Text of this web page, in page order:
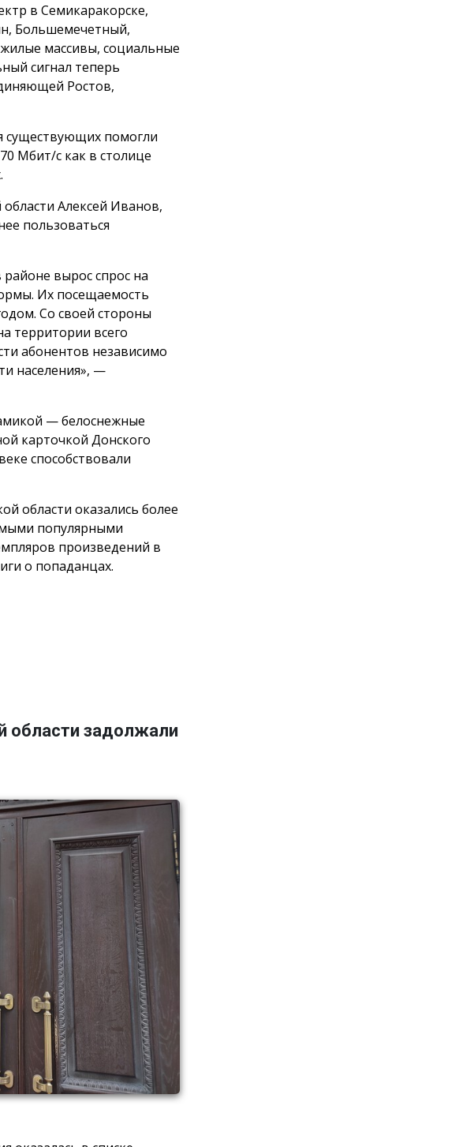
в Семикаракорске,
Большемечетный,
массивы, социальные
сигнал теперь
Ростов,
существующих помогли
Мбит/с как в столице
области Алексей Иванов,
пользоваться
вырос спрос на
Их посещаемость
Со своей стороны
территории всего
абонентов независимо
населения», —
— белоснежные
карточкой Донского
способствовали
области оказались более
популярными
произведений в
о попаданцах.
области задолжали